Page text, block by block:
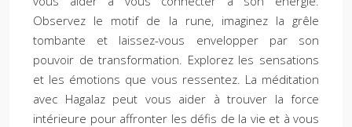
Observez le motif de la rune, imaginez la grêle
tombante et laissez-vous envelopper par son
pouvoir de transformation. Explorez les sensations
et les émotions que vous ressentez. La méditation
avec Hagalaz peut vous aider à trouver la force
intérieure pour affronter les défis de la vie et à vous